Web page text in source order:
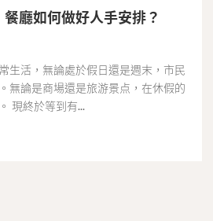
廳如何做好人手安排？
生活，無論處於假日還是週末，市民
無論是商場還是旅游景点，在休假的
現終於等到有...